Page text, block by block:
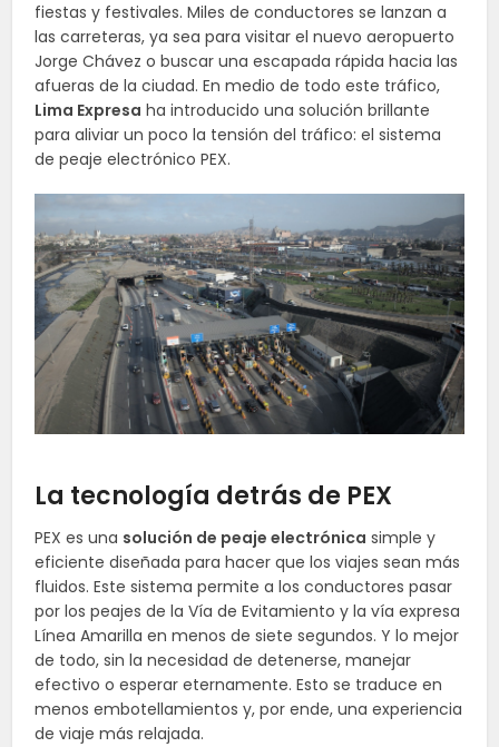
fiestas y festivales. Miles de conductores se lanzan a
las carreteras, ya sea para visitar el nuevo aeropuerto
Jorge Chávez o buscar una escapada rápida hacia las
afueras de la ciudad. En medio de todo este tráfico,
Lima Expresa ha introducido una solución brillante
para aliviar un poco la tensión del tráfico: el sistema
de peaje electrónico PEX.
La tecnología detrás de PEX
PEX es una solución de peaje electrónica simple y
eficiente diseñada para hacer que los viajes sean más
fluidos. Este sistema permite a los conductores pasar
por los peajes de la Vía de Evitamiento y la vía expresa
Línea Amarilla en menos de siete segundos. Y lo mejor
de todo, sin la necesidad de detenerse, manejar
efectivo o esperar eternamente. Esto se traduce en
menos embotellamientos y, por ende, una experiencia
de viaje más relajada.